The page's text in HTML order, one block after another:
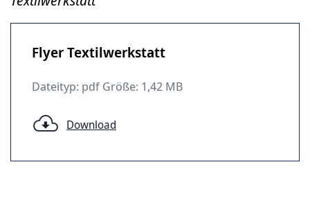
Flyer Textilwerkstatt
Dateityp: pdf Größe: 1,42 MB
Download